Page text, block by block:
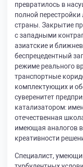
превратилось в
полной
страны. Закрытие
с западными
азиатские и
беспрецедентный
режиме реального
транспортные
комплектующих и
суверенитет
катализатором:
отечественная
имеющая аналогов
креативности
Специалист,